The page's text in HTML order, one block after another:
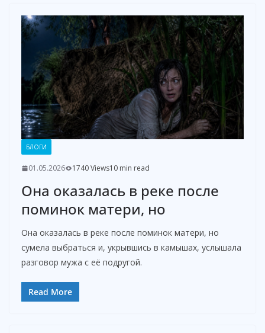
БЛОГИ
01.05.2026 1740 Views10 min read
Она оказалась в реке после
поминок матери, но
Она оказалась в реке после поминок матери, но
сумела выбраться и, укрывшись в камышах, услышала
разговор мужа с её подругой.
Read More